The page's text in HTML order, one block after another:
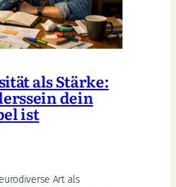
als Stärke:
dein
ist
Art als